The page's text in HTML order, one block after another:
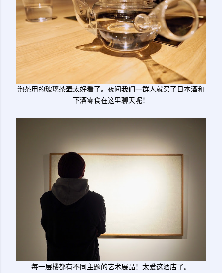
泡茶用的玻璃茶壶太好看了。夜间我们一群人就买了日本酒和
下酒零食在这里聊天呢！
每一层楼都有不同主题的艺术展品！太爱这酒店了。